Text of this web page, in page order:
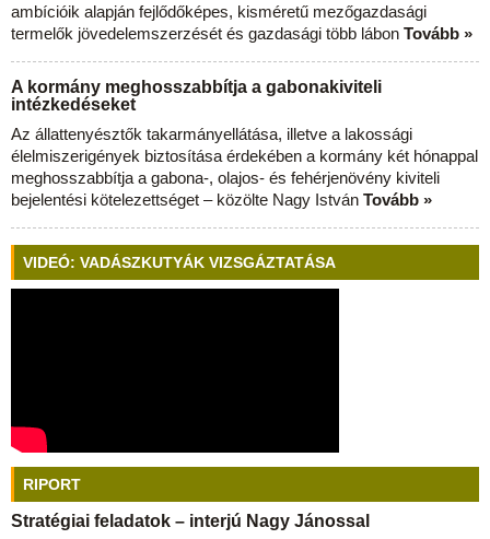
ambícióik alapján fejlődőképes, kisméretű mezőgazdasági
termelők jövedelemszerzését és gazdasági több lábon Tovább »
A kormány meghosszabbítja a gabonakiviteli
intézkedéseket
Az állattenyésztők takarmányellátása, illetve a lakossági
élelmiszerigények biztosítása érdekében a kormány két hónappal
meghosszabbítja a gabona-, olajos- és fehérjenövény kiviteli
bejelentési kötelezettséget – közölte Nagy István Tovább »
VIDEÓ: VADÁSZKUTYÁK VIZSGÁZTATÁSA
RIPORT
Stratégiai feladatok – interjú Nagy Jánossal